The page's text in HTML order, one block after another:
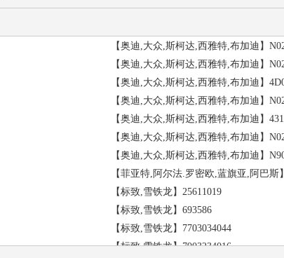
【奥迪,大众,斯柯达,西雅特,布加迪】
【奥迪,大众,斯柯达,西雅特,布加迪】
【奥迪,大众,斯柯达,西雅特,布加迪】
【奥迪,大众,斯柯达,西雅特,布加迪】
【奥迪,大众,斯柯达,西雅特,布加迪】
【奥迪,大众,斯柯达,西雅特,布加迪】
【奥迪,大众,斯柯达,西雅特,布加迪】
【菲亚特,阿尔法.罗密欧,蓝旗亚,阿巴斯
【标致,雪铁龙】25611019
【标致,雪铁龙】693586
【标致,雪铁龙】7703034044
【标致,雪铁龙】7903234016